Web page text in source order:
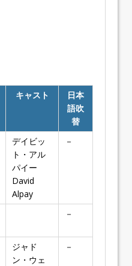
キャスト
日本
語吹
替
デイビッ
ト・アル
パイー
David
Alpay
－
－
ジャド
ン・ウェ
－